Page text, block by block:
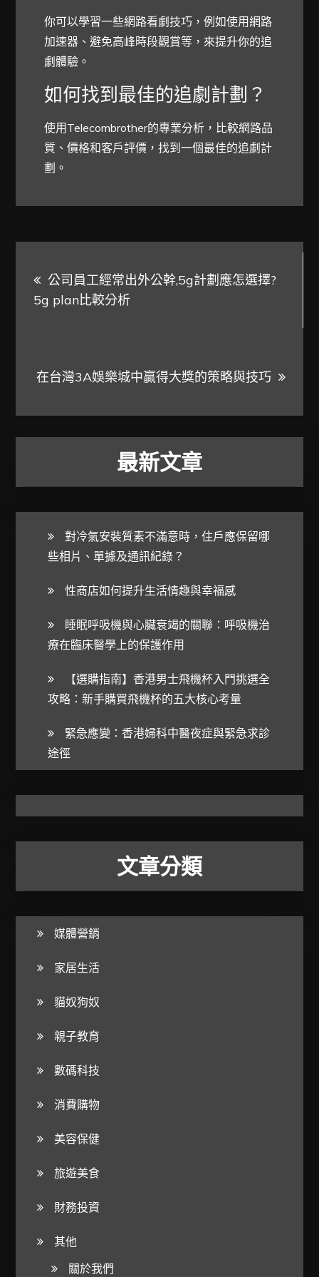
你可以學習一些網路看劇技巧，例如使用網路
加速器、避免高峰時段觀賞等，來提升你的追
劇體驗。
如何找到最佳的追劇計劃？
使用Telecombrother的專業分析，比較網路品
質、價格和客戶評價，找到一個最佳的追劇計
劃。
章
覽
公司員工經常出外公幹,5g計劃應怎選擇?
5g plan比較分析
在台灣3A娛樂城中贏得大獎的策略與技巧
最新文章
對冷氣安裝質素不滿意時，住戶應保留哪
些相片、單據及通訊紀錄？
性商店如何提升生活情趣與幸福感
睡眠呼吸機與心臟衰竭的關聯：呼吸機治
療在臨床醫學上的保護作用
【選購指南】香港男士飛機杯入門挑選全
攻略：新手購買飛機杯的五大核心考量
緊急應變：香港婦科中醫夜症與緊急求診
途徑
文章分類
媒體營銷
家居生活
貓奴狗奴
親子教育
數碼科技
消費購物
美容保健
旅遊美食
財務投資
其他
關於我們